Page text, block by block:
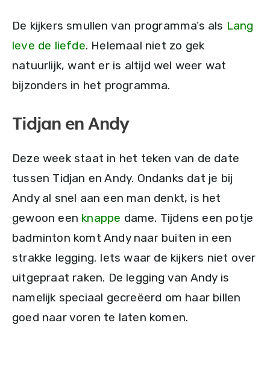
De kijkers smullen van programma’s als Lang
leve de liefde. Helemaal niet zo gek
natuurlijk, want er is altijd wel weer wat
bijzonders in het programma.
Tidjan en Andy
Deze week staat in het teken van de date
tussen Tidjan en Andy. Ondanks dat je bij
Andy al snel aan een man denkt, is het
gewoon een knappe dame. Tijdens een potje
badminton komt Andy naar buiten in een
strakke legging. Iets waar de kijkers niet over
uitgepraat raken. De legging van Andy is
namelijk speciaal gecreëerd om haar billen
goed naar voren te laten komen.